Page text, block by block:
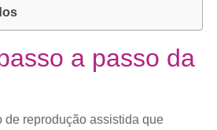
a passo da
de reprodução assistida que